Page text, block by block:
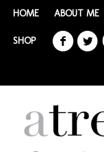
HOME ABOUT ME
SHOP